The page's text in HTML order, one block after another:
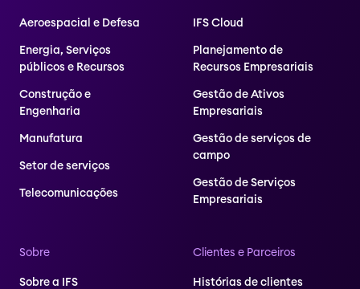
Aeroespacial e Defesa
Energia, Serviços
públicos e Recursos
Construção e
Engenharia
Manufatura
Setor de serviços
Telecomunicações
IFS Cloud
Planejamento de
Recursos Empresariais
Gestão de Ativos
Empresariais
Gestão de serviços de
campo
Gestão de Serviços
Empresariais
Sobre
Sobre a IFS
Clientes e Parceiros
Histórias de clientes